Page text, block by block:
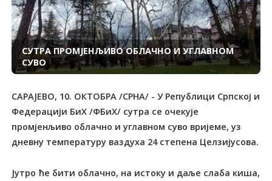
СУТРА ПРОМЈЕНЉИВО ОБЛАЧНО И УГЛАВНОМ
СУВО
САРАЈЕВО, 10. ОКТОБРА /СРНА/ - У Републици Српској и
Федерацији БиХ /ФБиХ/ сутра се очекује
промјенљиво облачно и углавном суво вријеме, уз
дневну температуру ваздуха 24 степена Целзијусова.
Јутро ће бити облачно, на истоку и даље слаба киша,